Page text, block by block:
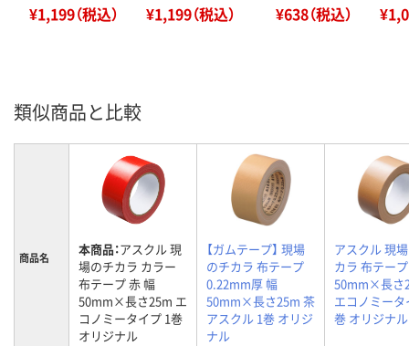
¥1,199（税込） ¥1,199（税込） ¥638（税込）
類似商品と比較
商品名 本商品：アスクル 現
場のチカラ カラー
布テープ 赤 幅
50mm×長さ25m エ
コノミータイプ 1巻
オリジナル
【ガムテープ】 現場
のチカラ 布テープ
0.22mm厚 幅
50mm×長さ25m 茶
アスクル 1巻 オリジ
ナル
アスクル 現
カラ 布テー
50mm×長
エコノミータ
巻 オリジナル